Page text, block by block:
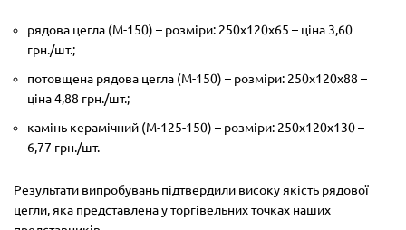
рядова цегла (М-150) – розміри: 250х120х65 – ціна 3,60
грн./шт.;
потовщена рядова цегла (М-150) – розміри: 250х120х88 –
ціна 4,88 грн./шт.;
камінь керамічний (М-125-150) – розміри: 250х120х130 –
6,77 грн./шт.
Результати випробувань підтвердили високу якість рядової
цегли, яка представлена у торгівельних точках наших